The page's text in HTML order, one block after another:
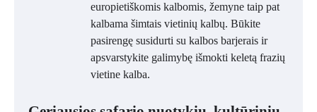
europietiškomis kalbomis, žemyne taip pat
kalbama šimtais vietinių kalbų. Būkite
pasirengę susidurti su kalbos barjerais ir
apsvarstykite galimybę išmokti keletą frazių
vietine kalba.